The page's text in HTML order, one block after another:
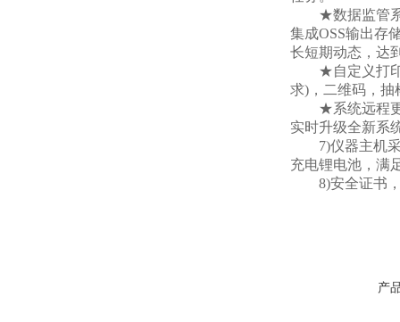
★数据监管系统
集成OSS输出存
长短期动态，达
★自定义打印系
求)，二维码，抽
★系统远程更新
实时升级全新系
7)仪器主机采
充电锂电池，满
8)安全证书，
产